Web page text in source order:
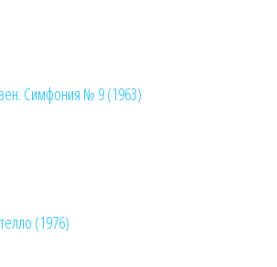
Симфония № 9 (1963)
(1976)